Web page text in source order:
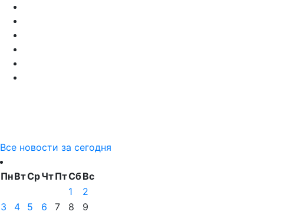
Все новости за сегодня
ПнВтСрЧтПтСбВс
1
2
3
4 5 6 7 8 9